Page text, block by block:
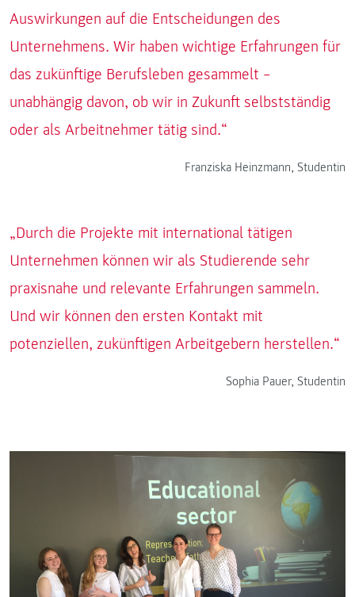
Auswirkungen auf die Entscheidungen des
Unternehmens. Wir haben wichtige Erfahrungen für
das zukünftige Berufsleben gesammelt –
unabhängig davon, ob wir in Zukunft selbstständig
oder als Arbeitnehmer tätig sind.“
Franziska Heinzmann, Studentin
„Durch die Projekte mit international tätigen
Unternehmen können wir als Studierende sehr
praxisnahe und relevante Erfahrungen sammeln.
Und wir können den ersten Kontakt mit
potenziellen, zukünftigen Arbeitgebern herstellen.“
Sophia Pauer, Studentin